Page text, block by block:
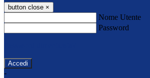
button close ×
Nome Utente
Password
-